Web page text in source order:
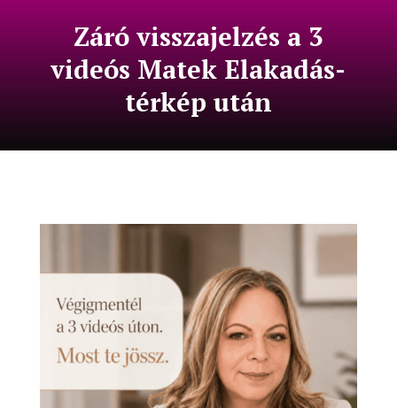
Záró visszajelzés a 3
videós Matek Elakadás-
térkép után